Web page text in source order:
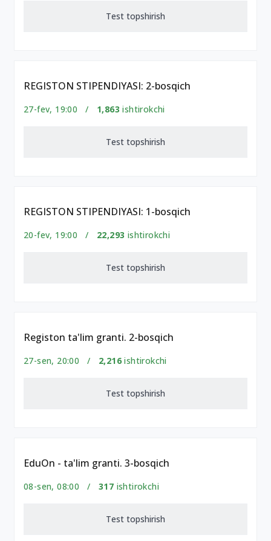
Test topshirish
REGISTON STIPENDIYASI: 2-bosqich
27-fev, 19:00 / 1,863 ishtirokchi
Test topshirish
REGISTON STIPENDIYASI: 1-bosqich
20-fev, 19:00 / 22,293 ishtirokchi
Test topshirish
Registon ta'lim granti. 2-bosqich
27-sen, 20:00 / 2,216 ishtirokchi
Test topshirish
EduOn - ta'lim granti. 3-bosqich
08-sen, 08:00 / 317 ishtirokchi
Test topshirish